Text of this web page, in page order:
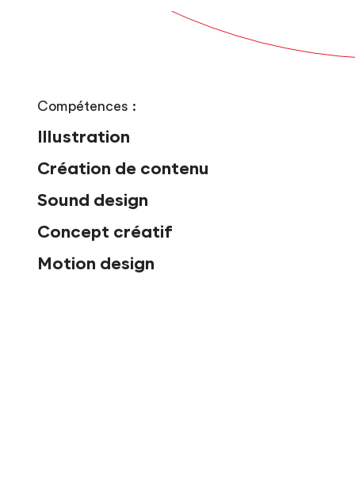
Compétences :
Illustration
Création de contenu
Sound design
Concept créatif
Motion design